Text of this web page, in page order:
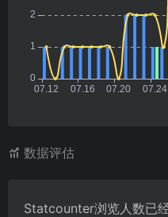
数据评估
Statcounter浏览人数已